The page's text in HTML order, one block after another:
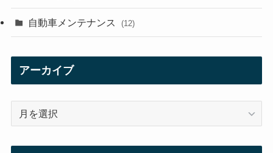
(21)
(3)
自動車メンテナンス (12)
アーカイブ